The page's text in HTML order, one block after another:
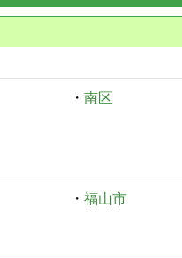
・ 南区
・ 福山市